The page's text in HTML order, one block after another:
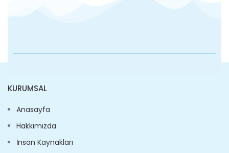
KURUMSAL
Anasayfa
Hakkımızda
İnsan Kaynakları